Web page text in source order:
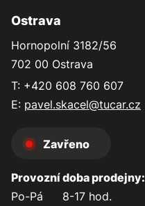
Ostrava
Hornopolní 3182/56
702 00 Ostrava
T: +420 608 760 607
E: pavel.skacel@tucar.cz
Zavřeno
Provozní doba prodejny:
Po-Pá
8-17 hod.